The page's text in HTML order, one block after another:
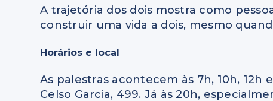
A trajetória dos dois mostra como
construir uma vida a dois, mesmo
Horários e local
As palestras acontecem às 7h, 10h, 12h
Celso Garcia, 499. Já às 20h,